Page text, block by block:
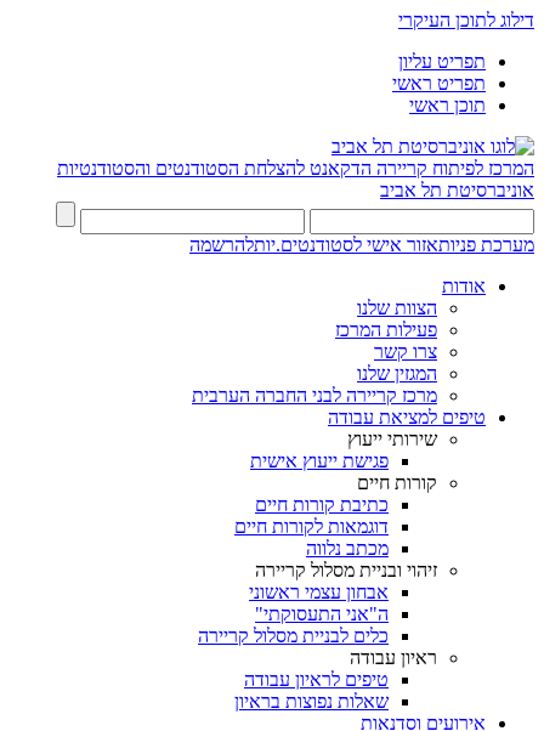
דילוג לתוכן העיקרי
תפריט עליון
תפריט ראשי
תוכן ראשי
המרכז לפיתוח קריירה הדקאנט להצלחת הסטודנטים והסטודנטיות
אוניברסיטת תל אביב
מערכת פניותאזור אישי לסטודנטים.יותלהרשמה
אודות
הצוות שלנו
פעילות המרכז
צרו קשר
המגזין שלנו
מרכז קריירה לבני החברה הערבית
טיפים למציאת עבודה
שירותי ייעוץ
פגישת ייעוץ אישית
קורות חיים
כתיבת קורות חיים
דוגמאות לקורות חיים
מכתב נלווה
זיהוי ובניית מסלול קריירה
אבחון עצמי ראשוני
ה"אני התעסוקתי"
כלים לבניית מסלול קריירה
ראיון עבודה
טיפים לראיון עבודה
שאלות נפוצות בראיון
אירועים וסדנאות